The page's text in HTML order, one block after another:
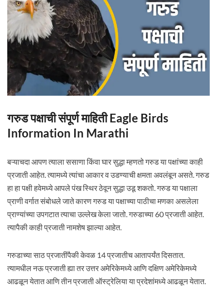
गरुड पक्षाची संपूर्ण माहिती Eagle Birds
Information In Marathi
बऱ्याचदा आपण त्याला ससाणा किंवा घार सुद्धा म्हणतो गरुड या पक्षांच्या काही
प्रजाती आहेत. त्यामध्ये त्यांचा आकार व उडण्याची क्षमता अवलंबून असते. गरुड
हा हा पक्षी हवेमध्ये आपले पंख स्थिर ठेवून सुद्धा उडू शकतो. गरुड या पक्षाला
प्राणी वर्गात संबोधले जाते कारण गरुड या पक्षाच्या पाठीचा मणका असलेला
प्राण्यांच्या उपगटात त्याचा उल्लेख केला जातो. गरुडाच्या 60 प्रजाती आहेत.
त्यापैकी काही प्रजाती नामशेष झाल्या आहेत.
गरुडाच्या साठ प्रजातींपैकी केवळ 14 प्रजातीच आतापर्यंत दिसतात.
त्यामधील नऊ प्रजाती ह्या तर उत्तर अमेरिकेमध्ये आणि दक्षिण अमेरिकेमध्ये
आढळून येतात आणि तीन प्रजाती ऑस्ट्रेलिया या प्रदेशांमध्ये आढळून येतात.